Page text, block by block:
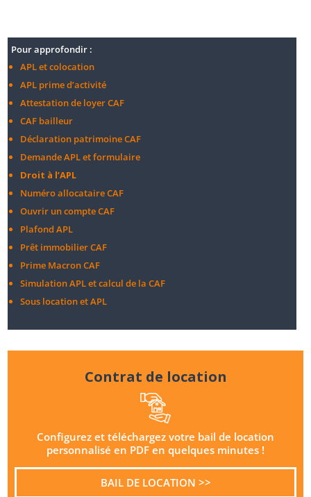
Pour approfondir :
APL et colocation
APL prime d’activité
Attestation de loyer CAF
CAF bailleur
Déclaration patrimoine CAF
Demande APL et formulaire
Droit à l’APL
Numéro allocataire CAF
Ouvrir un compte CAF
Plafond APL
Prêt immobilier CAF
Prime Macron CAF
Simulation APL et calcul de la CAF
Sous location et APL
Contrat de location
Configurez et téléchargez votre bail de location
personnalisé en PDF en quelques minutes !
BAIL DE LOCATION >>